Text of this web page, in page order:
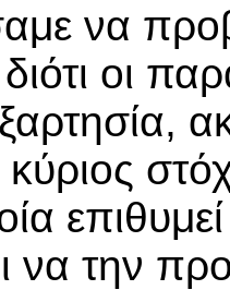
να
οι
να την